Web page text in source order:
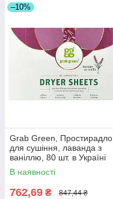
–10%
Grab Green, Простирадло
для сушіння, лаванда з
ваніллю, 80 шт. в Україні
оригінал
В наявності
762,69 ₴ 847,44 ₴